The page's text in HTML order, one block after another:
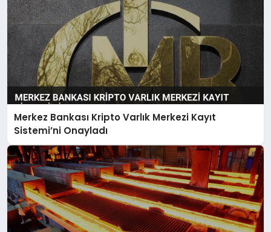
Merkez Bankası Kripto Varlık Merkezi Kayıt
Sistemi’ni Onayladı